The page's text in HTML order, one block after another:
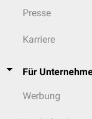
Presse
Karriere
Für
Werbung